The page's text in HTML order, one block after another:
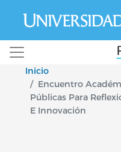
Inicio
Encuentro
Públicas Para
E Innovación